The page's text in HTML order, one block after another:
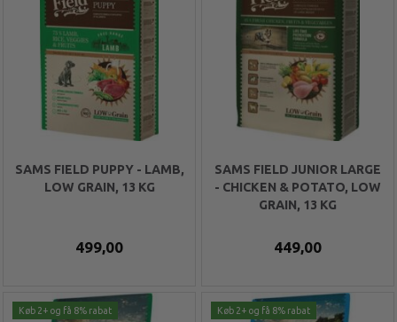
SAMS FIELD PUPPY - LAMB,
LOW GRAIN, 13 KG
499,00
SAMS FIELD JUNIOR LARGE
- CHICKEN & POTATO, LOW
GRAIN, 13 KG
449,00
Køb 2+ og få 8% rabat Køb 2+ og få 8% rabat